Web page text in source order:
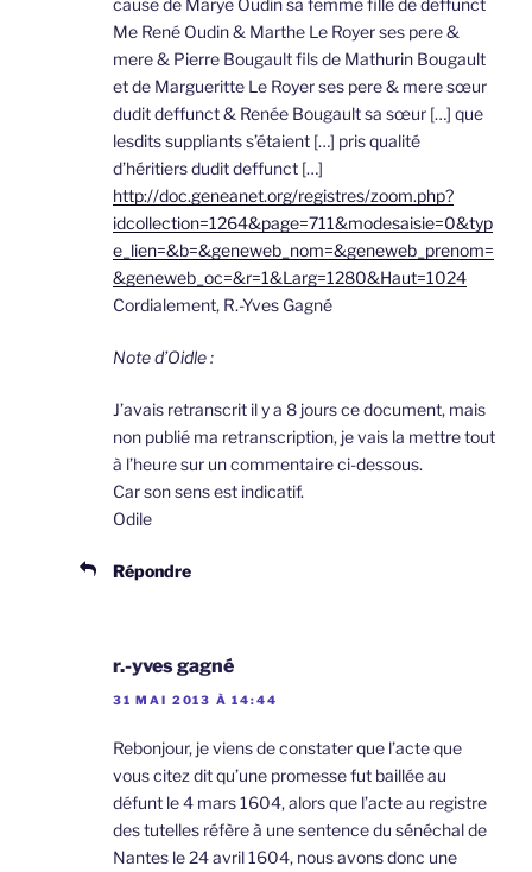
cause de Marye Oudin sa femme fille de deffunct
Me René Oudin & Marthe Le Royer ses pere &
mere & Pierre Bougault fils de Mathurin Bougault
et de Margueritte Le Royer ses pere & mere sœur
dudit deffunct & Renée Bougault sa sœur […] que
lesdits suppliants s’étaient […] pris qualité
d’héritiers dudit deffunct […]
http://doc.geneanet.org/registres/zoom.php?
idcollection=1264&page=711&modesaisie=0&typ
e_lien=&b=&geneweb_nom=&geneweb_prenom=
&geneweb_oc=&r=1&Larg=1280&Haut=1024
Cordialement, R.-Yves Gagné
Note d’Oidle :
J’avais retranscrit il y a 8 jours ce document, mais
non publié ma retranscription, je vais la mettre tout
à l’heure sur un commentaire ci-dessous.
Car son sens est indicatif.
Odile
Répondre
r.-yves gagné
31 MAI 2013 À 14:44
Rebonjour, je viens de constater que l’acte que
vous citez dit qu’une promesse fut baillée au
défunt le 4 mars 1604, alors que l’acte au registre
des tutelles réfère à une sentence du sénéchal de
Nantes le 24 avril 1604, nous avons donc une